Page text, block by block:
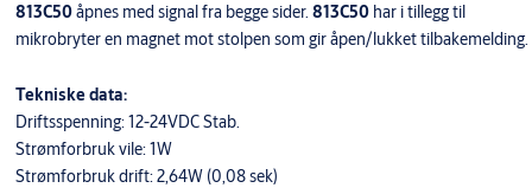
813C50åpnes med signal fra begge sider. 813C50har i tillegg til
mikrobryter en magnet mot stolpen som gir åpen/lukket tilbakemelding.
Tekniske data:
Driftsspenning: 12-24VDC Stab.
Strømforbruk vile: 1W
Strømforbruk drift: 2,64W (0,08 sek)